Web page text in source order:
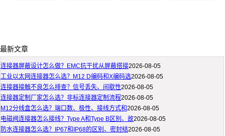
最新文章
连接器屏蔽设计怎么做？EMC抗干扰从屏蔽搭接2026-08-05
工业以太网连接器怎么选？M12 D编码和X编码选2026-08-05
连接器接触不良怎么排查？信号丢失、间歇性2026-08-05
连接器定制厂家怎么选？非标连接器定制流程2026-08-05
M12分线盒怎么选？端口数、极性、接线方式和2026-08-05
电磁阀连接器怎么接线？Type A和Type B区别、故2026-08-05
防水连接器怎么选？IP67和IP68的区别、密封结2026-08-05